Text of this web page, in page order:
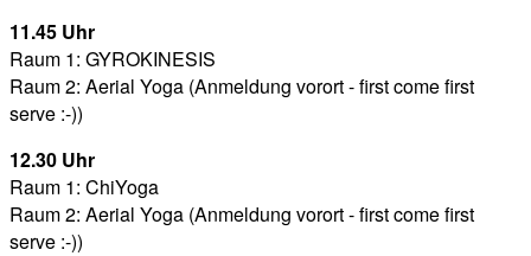
11.45 Uhr
Raum 1: GYROKINESIS
Raum 2: Aerial Yoga (Anmeldung vorort - first come first
serve :-))
12.30 Uhr
Raum 1: ChiYoga
Raum 2: Aerial Yoga (Anmeldung vorort - first come first
serve :-))